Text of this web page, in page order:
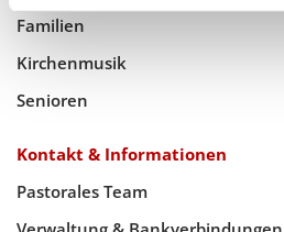
Familien
Kirchenmusik
Senioren
Kontakt & Informationen
Pastorales Team